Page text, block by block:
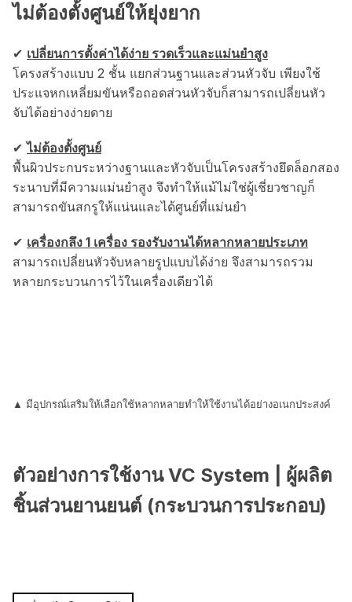
ไม่ต้องตั้งศูนย์ให้ยุ่งยาก
✔︎ เปลี่ยนการตั้งค่าได้ง่าย รวดเร็วและแม่นยำสูง
โครงสร้างแบบ 2 ชั้น แยกส่วนฐานและส่วนหัวจับ เพียงใช้
ประแจหกเหลี่ยมขันหรือถอดส่วนหัวจับก็สามารถเปลี่ยนหัว
จับได้อย่างง่ายดาย
✔︎ไม่ต้องตั้งศูนย์
พื้นผิวประกบระหว่างฐานและหัวจับเป็นโครงสร้างยึดล็อกสอง
ระนาบที่มีความแม่นยำสูง จึงทำให้แม้ไม่ใช่ผู้เชี่ยวชาญก็
สามารถขันสกรูให้แน่นและได้ศูนย์ที่แม่นยำ
✔︎ เครื่องกลึง 1 เครื่อง รองรับงานได้หลากหลายประเภท
สามารถเปลี่ยนหัวจับหลายรูปแบบได้ง่าย จึงสามารถรวม
หลายกระบวนการไว้ในเครื่องเดียวได้
▲ มีอุปกรณ์เสริมให้เลือกใช้หลากหลายทำให้ใช้งานได้อย่างอเนกประสงค์
ตัวอย่างการใช้งาน VC System | ผู้ผลิต
ชิ้นส่วนยานยนต์ (กระบวนการประกอบ)